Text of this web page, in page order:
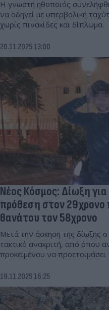
Η γνωστή ηθοποιός
να οδηγεί με υπερβολική
χωρίς πινακίδες και δίπλωμα.
20.11.2025 13:00
Νέος Κόσμος: Δίωξη
πρόθεση στον 29χρονο
θανάτου τον 58χρονο
Μετά την άσκηση της δίωξης
τακτικό ανακριτή, από όπου
προκειμένου να
19.11.2025 16:25